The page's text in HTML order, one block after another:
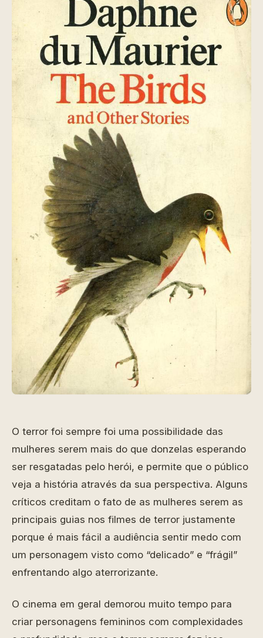
O terror foi sempre foi uma possibilidade das
mulheres serem mais do que donzelas esperando
ser resgatadas pelo herói, e permite que o público
veja a história através da sua perspectiva. Alguns
críticos creditam o fato de as mulheres serem as
principais guias nos filmes de terror justamente
porque é mais fácil a audiência sentir medo com
um personagem visto como “delicado” e “frágil”
enfrentando algo aterrorizante.
O cinema em geral demorou muito tempo para
criar personagens femininos com complexidades